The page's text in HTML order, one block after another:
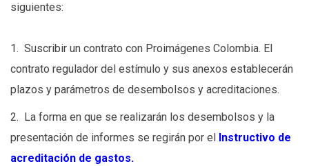
siguientes:
1. Suscribir un contrato con Proimágenes Colombia. El
contrato regulador del estímulo y sus anexos establecerán
plazos y parámetros de desembolsos y acreditaciones.
2. La forma en que se realizarán los desembolsos y la
presentación de informes se regirán por el
Instructivo de
acreditación de gastos.